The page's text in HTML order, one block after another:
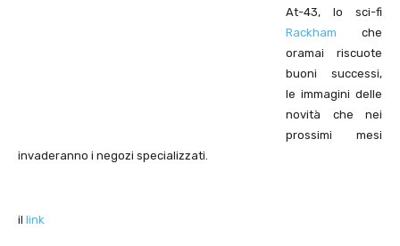
At-43, lo sci-fi
Rackham che
oramai riscuote
buoni successi,
le immagini delle
novità che nei
prossimi mesi
invaderanno i negozi specializzati.
il link